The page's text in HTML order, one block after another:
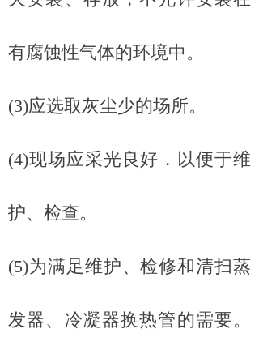
有腐蚀性气体的环境中。
(3)应选取灰尘少的场所。
(4)现场应采光良好．以便于维
护、检查。
(5)为满足维护、检修和清扫蒸
发器、冷凝器换热管的需要。